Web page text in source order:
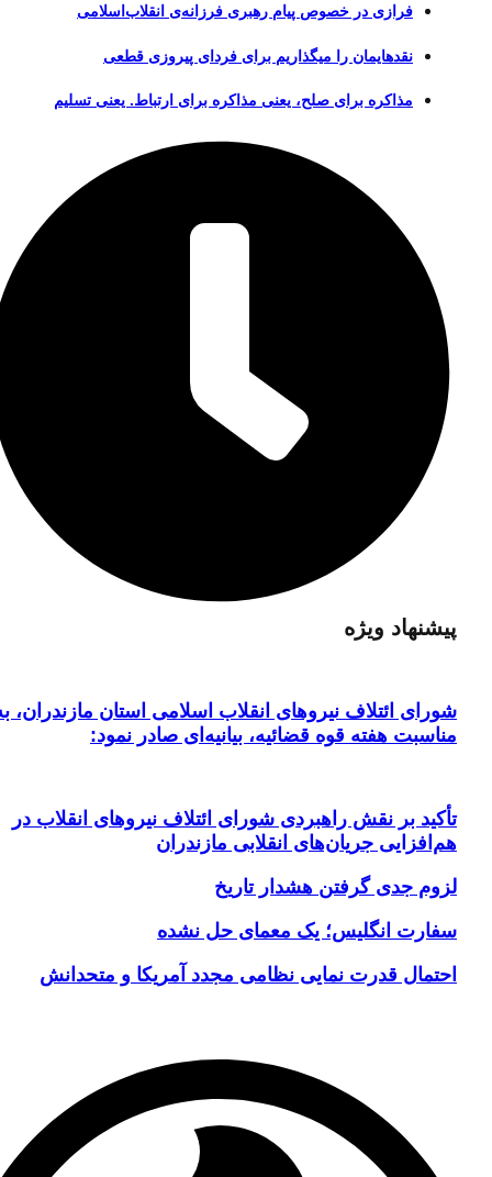
فرازی در خصوص پیام رهبری فرزانه‌ی انقلاب‌اسلامی
نقدهایمان را میگذاریم برای فردای پیروزی قطعی
مذاکره برای صلح، یعنی مذاکره برای ارتباط. یعنی تسلیم
پیشنهاد ویژه
شورای ائتلاف نیروهای انقلاب اسلامی استان مازندران، به
مناسبت هفته قوه قضائیه، بیانیه‌ای صادر نمود:
تأکید بر نقش راهبردی شورای ائتلاف نیروهای انقلاب در
هم‌افزایی جریان‌های انقلابی مازندران
لزوم جدی گرفتن هشدار تاریخ
سفارت انگلیس؛ یک معمای حل نشده
احتمال قدرت نمایی نظامی مجدد آمریکا و متحدانش